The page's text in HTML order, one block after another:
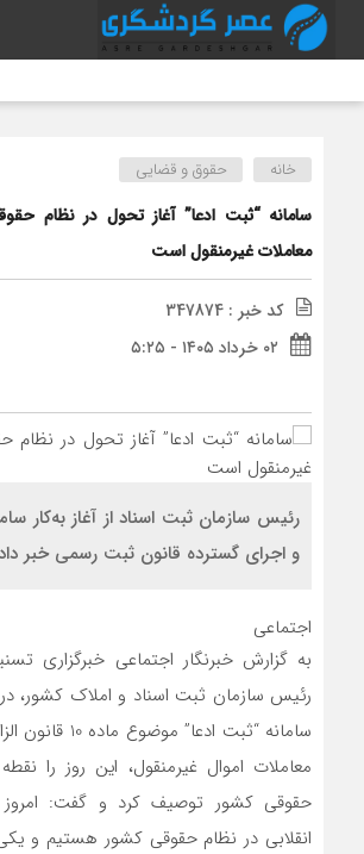
خانه حقوق و قضایی
سامانه “ثبت ادعا” آغاز تحول در نظام
معاملات غیرمنقول است
کد خبر : 347874
۰۲ خرداد ۱۴۰۵ - ۵:۲۵
رئیس سازمان ثبت اسناد از آغاز به‌کار
و اجرای گسترده قانون ثبت رسمی خبر
اجتماعی
به گزارش خبرنگار اجتماعی خبرگزاری
رئیس سازمان ثبت اسناد و املاک کشور، در
سامانه “ثبت ادعا”
معاملات اموال غیرمنقول، این روز را
حقوقی کشور توصیف کرد و گفت:
انقلابی در نظام حقوقی کشور هستیم و